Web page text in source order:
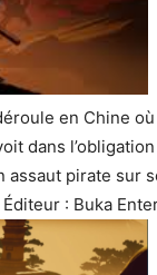
en Chine
dans
pirate sur
: Buka